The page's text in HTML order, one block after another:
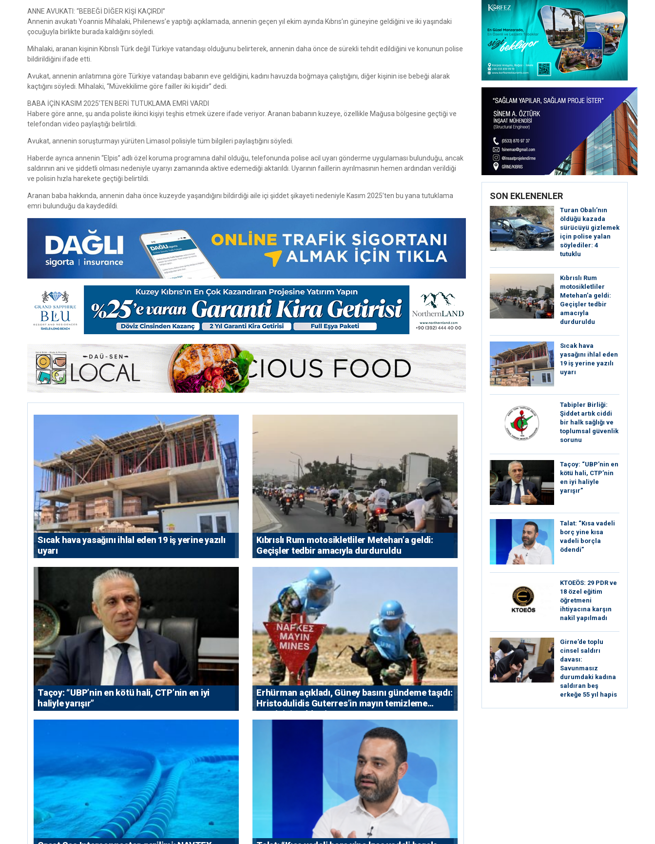
ANNE AVUKATI: “BEBEĞİ DİĞER KİŞİ KAÇIRDI”
Annenin avukatı Yoannis Mihalaki, Philenews’e yaptığı açıklamada, annenin geçen yıl ekim ayında Kıbrıs’ın güneyine geldiğini ve iki yaşındaki
çocuğuyla birlikte burada kaldığını söyledi.
Mihalaki, aranan kişinin Kıbrıslı Türk değil Türkiye vatandaşı olduğunu belirterek, annenin daha önce de sürekli tehdit edildiğini ve konunun polise
bildirildiğini ifade etti.
Avukat, annenin anlatımına göre Türkiye vatandaşı babanın eve geldiğini, kadını havuzda boğmaya çalıştığını, diğer kişinin ise bebeği alarak
kaçtığını söyledi. Mihalaki, “Müvekkilime göre failler iki kişidir” dedi.
BABA İÇİN KASIM 2025’TEN BERİ TUTUKLAMA EMRİ VARDI
Habere göre anne, şu anda poliste ikinci kişiyi teşhis etmek üzere ifade veriyor. Aranan babanın kuzeye, özellikle Mağusa bölgesine geçtiği ve
telefondan video paylaştığı belirtildi.
Avukat, annenin soruşturmayı yürüten Limasol polisiyle tüm bilgileri paylaştığını söyledi.
Haberde ayrıca annenin “Elpis” adlı özel koruma programına dahil olduğu, telefonunda polise acil uyarı gönderme uygulaması bulunduğu, ancak
saldırının ani ve şiddetli olması nedeniyle uyarıyı zamanında aktive edemediği aktarıldı. Uyarının faillerin ayrılmasının hemen ardından verildiği
ve polisin hızla harekete geçtiği belirtildi.
Aranan baba hakkında, annenin daha önce kuzeyde yaşandığını bildirdiği aile içi şiddet şikayeti nedeniyle Kasım 2025’ten bu yana tutuklama
emri bulunduğu da kaydedildi.
Sıcak hava yasağını ihlal eden 19 iş yerine yazılı
uyarı
Kıbrıslı Rum motosikletliler Metehan’a geldi:
Geçişler tedbir amacıyla durduruldu
Taçoy: “UBP’nin en kötü hali, CTP’nin en iyi
haliyle yarışır”
Erhürman açıkladı, Güney basını gündeme taşıdı:
Hristodulidis Guterres’in mayın temizleme
önerisini reddetti
SON EKLENENLER
Turan Obalı’nın
öldüğü kazada
sürücüyü gizlemek
için polise yalan
söylediler: 4
tutuklu
Kıbrıslı Rum
motosikletliler
Metehan’a geldi:
Geçişler tedbir
amacıyla
durduruldu
Sıcak hava
yasağını ihlal eden
19 iş yerine yazılı
uyarı
Tabipler Birliği:
Şiddet artık ciddi
bir halk sağlığı ve
toplumsal güvenlik
sorunu
Taçoy: “UBP’nin en
kötü hali, CTP’nin
en iyi haliyle
yarışır”
Talat: “Kısa vadeli
borç yine kısa
vadeli borçla
ödendi”
KTOEÖS: 29 PDR ve
18 özel eğitim
öğretmeni
ihtiyacına karşın
nakil yapılmadı
Girne’de toplu
cinsel saldırı
davası:
Savunmasız
durumdaki kadına
saldıran beş
erkeğe 55 yıl hapis